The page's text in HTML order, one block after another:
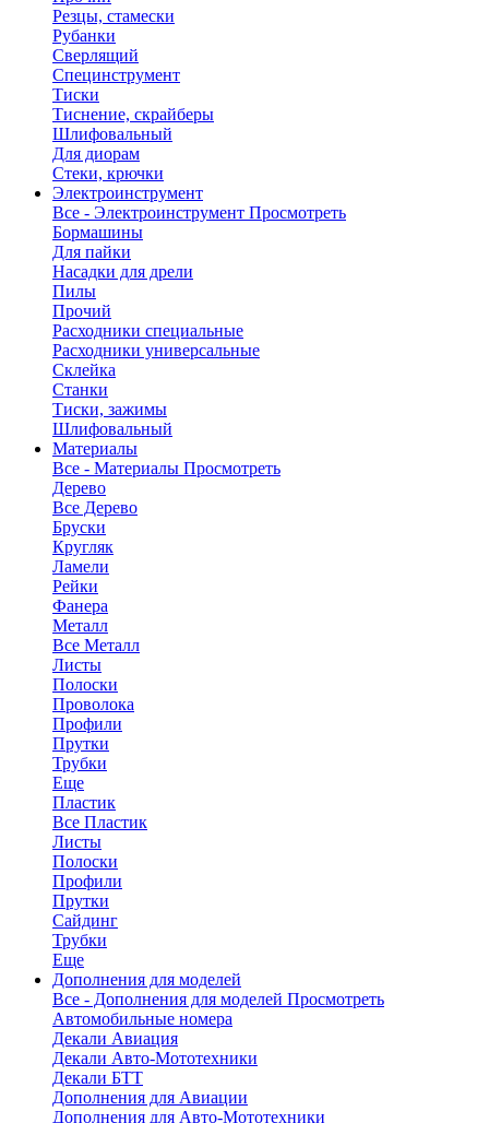
Резцы, стамески
Рубанки
Сверлящий
Специнструмент
Тиски
Тиснение, скрайберы
Шлифовальный
Для диорам
Стеки, крючки
Электроинструмент
Все - Электроинструмент Просмотреть
Бормашины
Для пайки
Насадки для дрели
Пилы
Прочий
Расходники специальные
Расходники универсальные
Склейка
Станки
Тиски, зажимы
Шлифовальный
Материалы
Все - Материалы Просмотреть
Дерево
Все Дерево
Бруски
Кругляк
Ламели
Рейки
Фанера
Металл
Все Металл
Листы
Полоски
Проволока
Профили
Прутки
Трубки
Еще
Пластик
Все Пластик
Листы
Полоски
Профили
Прутки
Сайдинг
Трубки
Еще
Дополнения для моделей
Все - Дополнения для моделей Просмотреть
Автомобильные номера
Декали Авиация
Декали Авто-Мототехники
Декали БТТ
Дополнения для Авиации
Дополнения для Авто-Мототехники